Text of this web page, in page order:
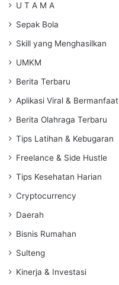
U T A M A
Sepak Bola
Skill yang Menghasilkan
UMKM
Berita Terbaru
Aplikasi Viral & Bermanfaat
Berita Olahraga Terbaru
Tips Latihan & Kebugaran
Freelance & Side Hustle
Tips Kesehatan Harian
Cryptocurrency
Daerah
Bisnis Rumahan
Sulteng
Kinerja & Investasi